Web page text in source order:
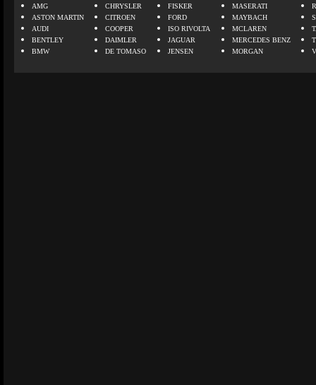
AMG
ASTON MARTIN
AUDI
BENTLEY
BMW
CHRYSLER
CITROEN
COOPER
DAIMLER
DE TOMASO
FISKER
FORD
ISO RIVOLTA
JAGUAR
JENSEN
MASERATI
MAYBACH
MCLAREN
MERCEDES BENZ
MORGAN